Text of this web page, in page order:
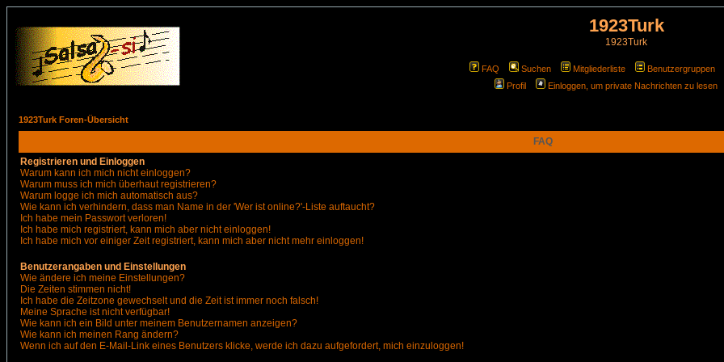
1923Turk
1923Turk
FAQ Suchen Mitgliederliste Benutzergruppen
Profil
Einloggen, um private Nachrichten zu lesen
1923Turk Foren-Übersicht
FAQ
Registrieren und Einloggen
Warum kann ich mich nicht einloggen?
Warum muss ich mich überhaut registrieren?
Warum logge ich mich automatisch aus?
Wie kann ich verhindern, dass man Name in der 'Wer ist online?'-Liste auftaucht?
Ich habe mein Passwort verloren!
Ich habe mich registriert, kann mich aber nicht einloggen!
Ich habe mich vor einiger Zeit registriert, kann mich aber nicht mehr einloggen!
Benutzerangaben und Einstellungen
Wie ändere ich meine Einstellungen?
Die Zeiten stimmen nicht!
Ich habe die Zeitzone gewechselt und die Zeit ist immer noch falsch!
Meine Sprache ist nicht verfügbar!
Wie kann ich ein Bild unter meinem Benutzernamen anzeigen?
Wie kann ich meinen Rang ändern?
Wenn ich auf den E-Mail-Link eines Benutzers klicke, werde ich dazu aufgefordert, mich einzuloggen!